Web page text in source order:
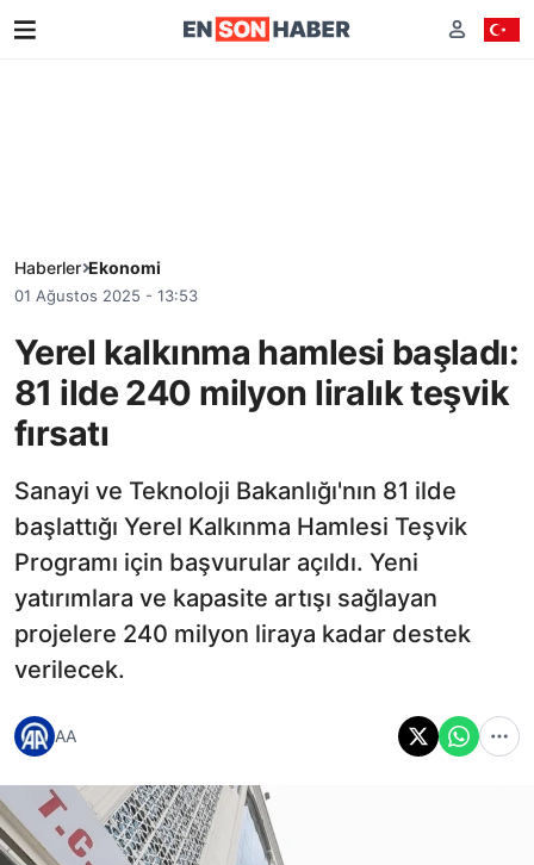
Haberler Ekonomi
01 Ağustos 2025 - 13:53
Yerel kalkınma hamlesi başladı:
81 ilde 240 milyon liralık teşvik
fırsatı
Sanayi ve Teknoloji Bakanlığı'nın 81 ilde
başlattığı Yerel Kalkınma Hamlesi Teşvik
Programı için başvurular açıldı. Yeni
yatırımlara ve kapasite artışı sağlayan
projelere 240 milyon liraya kadar destek
verilecek.
AA